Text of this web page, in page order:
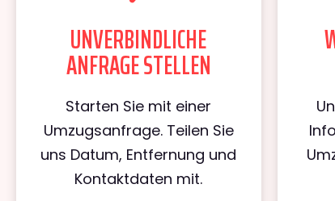
UNVERBINDLICHE
ANFRAGE STELLEN
Starten Sie mit einer
Umzugsanfrage. Teilen Sie
uns Datum, Entfernung und
Kontaktdaten mit.